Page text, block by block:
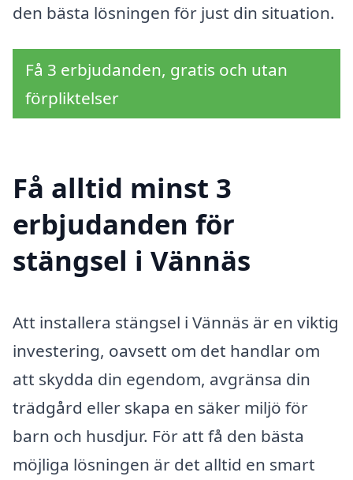
den bästa lösningen för just din situation.
Få 3 erbjudanden, gratis och utan
förpliktelser
Få alltid minst 3
erbjudanden för
stängsel i Vännäs
Att installera stängsel i Vännäs är en viktig
investering, oavsett om det handlar om
att skydda din egendom, avgränsa din
trädgård eller skapa en säker miljö för
barn och husdjur. För att få den bästa
möjliga lösningen är det alltid en smart